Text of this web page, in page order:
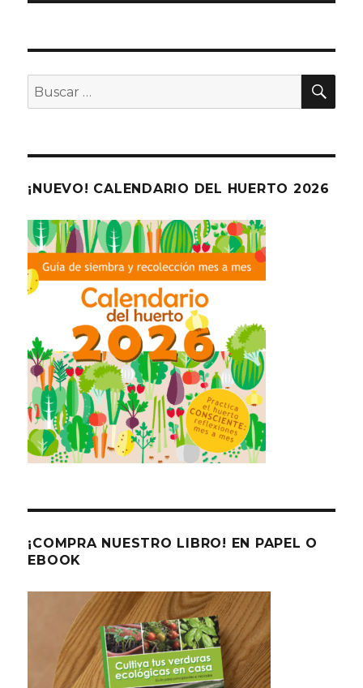
Buscar
por:
¡NUEVO! CALENDARIO DEL HUERTO 2026
¡COMPRA NUESTRO LIBRO! EN PAPEL O
EBOOK